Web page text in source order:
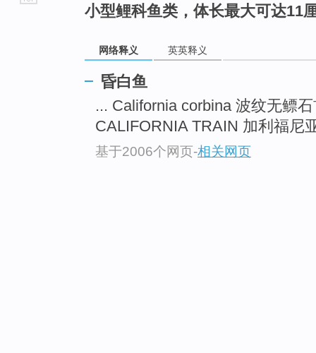
小型鲤科鱼类，体长最大可达11
网络释义 英英释义
昏白鱼
... California corbina 波纹无鳔
CALIFORNIA TRAIN 加利福尼
基于2006个网页-相关网页